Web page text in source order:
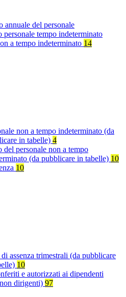
annuale del personale
personale tempo indeterminato
a tempo indeterminato 14
non a tempo indeterminato (da
in tabelle) 4
del personale non a tempo
(da pubblicare in tabelle) 10
10
di assenza trimestrali (da pubblicare
10
e autorizzati ai dipendenti
dirigenti) 97